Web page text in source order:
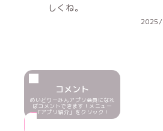
しくね。
コメント
めいどりーみんアプリ会員になれ
ばコメントできます！メニュー
「アプリ紹介」をクリック！